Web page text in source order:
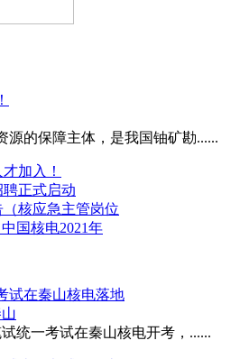
的保障主体，是我国铀矿勘......
加入！
聘正式启动
核应急主管岗位
国核电2021年
统一考试在秦山核电开考，......